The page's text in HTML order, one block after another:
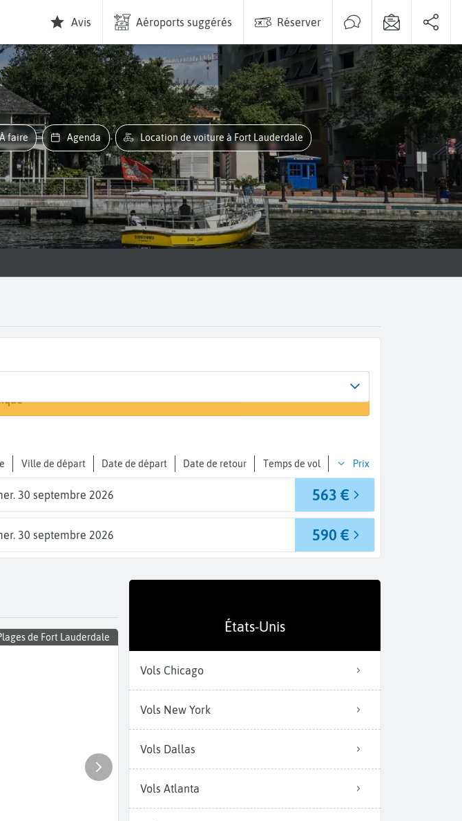
Avis Aéroports suggérés Réserver
À faire Agenda Location de voiture à Fort Lauderdale
Fort Lauderdale (FLL)
Ville de départ Date de départ Date de retour Temps de vol Prix
30 septembre 2026 563 €
30 septembre 2026 590 €
de Fort Lauderdale
États-Unis
Vols Chicago
Vols New York
Vols Dallas
Vols Atlanta